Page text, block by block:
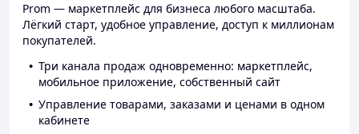
Prom — маркетплейс для бизнеса любого масштаба.
Лёгкий старт, удобное управление, доступ к миллионам
покупателей.
Три канала продаж одновременно: маркетплейс,
мобильное приложение, собственный сайт
Управление товарами, заказами и ценами в одном
кабинете